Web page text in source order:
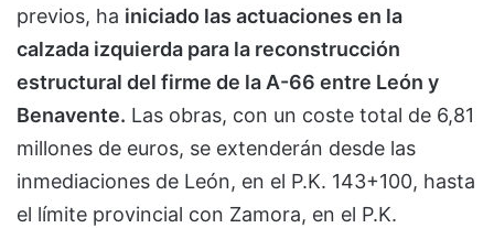
previos, ha iniciado las actuaciones en la
calzada izquierda para la reconstrucción
estructural del firme de la A-66 entre León y
Benavente. Las obras, con un coste total de 6,81
millones de euros, se extenderán desde las
inmediaciones de León, en el P.K. 143+100, hasta
el límite provincial con Zamora, en el P.K.